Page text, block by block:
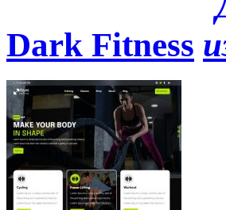
Dark Fitness